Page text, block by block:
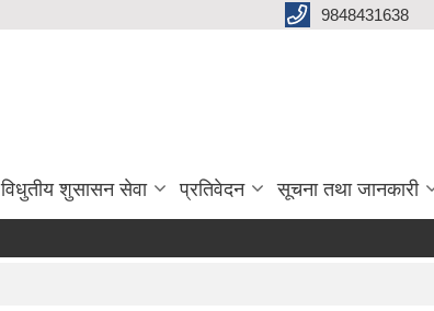
9848431638
विधुतीय शुसासन सेवा प्रतिवेदन सूचना तथा जानकारी